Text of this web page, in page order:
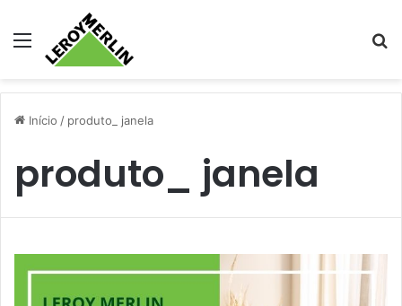
Menu
Início / produto_ janela
produto_ janela